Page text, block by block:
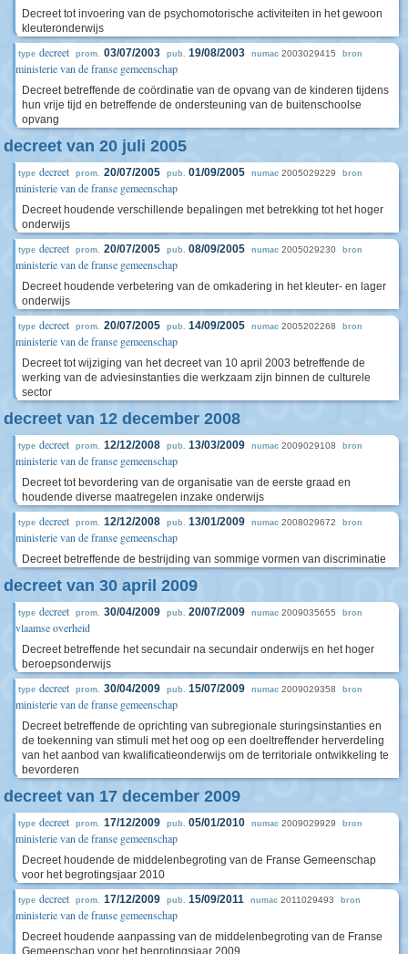
Decreet tot invoering van de psychomotorische activiteiten in het gewoon
kleuteronderwijs
type decreet prom. 03/07/2003 pub. 19/08/2003 numac 2003029415 bron
ministerie van de franse gemeenschap
Decreet betreffende de coördinatie van de opvang van de kinderen tijdens
hun vrije tijd en betreffende de ondersteuning van de buitenschoolse
opvang
decreet van 20 juli 2005
type decreet prom. 20/07/2005 pub. 01/09/2005 numac 2005029229 bron
ministerie van de franse gemeenschap
Decreet houdende verschillende bepalingen met betrekking tot het hoger
onderwijs
type decreet prom. 20/07/2005 pub. 08/09/2005 numac 2005029230 bron
ministerie van de franse gemeenschap
Decreet houdende verbetering van de omkadering in het kleuter- en lager
onderwijs
type decreet prom. 20/07/2005 pub. 14/09/2005 numac 2005202268 bron
ministerie van de franse gemeenschap
Decreet tot wijziging van het decreet van 10 april 2003 betreffende de
werking van de adviesinstanties die werkzaam zijn binnen de culturele
sector
decreet van 12 december 2008
type decreet prom. 12/12/2008 pub. 13/03/2009 numac 2009029108 bron
ministerie van de franse gemeenschap
Decreet tot bevordering van de organisatie van de eerste graad en
houdende diverse maatregelen inzake onderwijs
type decreet prom. 12/12/2008 pub. 13/01/2009 numac 2008029672 bron
ministerie van de franse gemeenschap
Decreet betreffende de bestrijding van sommige vormen van discriminatie
decreet van 30 april 2009
type decreet prom. 30/04/2009 pub. 20/07/2009 numac 2009035655 bron
vlaamse overheid
Decreet betreffende het secundair na secundair onderwijs en het hoger
beroepsonderwijs
type decreet prom. 30/04/2009 pub. 15/07/2009 numac 2009029358 bron
ministerie van de franse gemeenschap
Decreet betreffende de oprichting van subregionale sturingsinstanties en
de toekenning van stimuli met het oog op een doeltreffender herverdeling
van het aanbod van kwalificatieonderwijs om de territoriale ontwikkeling te
bevorderen
decreet van 17 december 2009
type decreet prom. 17/12/2009 pub. 05/01/2010 numac 2009029929 bron
ministerie van de franse gemeenschap
Decreet houdende de middelenbegroting van de Franse Gemeenschap
voor het begrotingsjaar 2010
type decreet prom. 17/12/2009 pub. 15/09/2011 numac 2011029493 bron
ministerie van de franse gemeenschap
Decreet houdende aanpassing van de middelenbegroting van de Franse
Gemeenschap voor het begrotingsjaar 2009